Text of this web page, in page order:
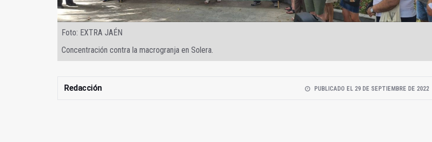
Foto: EXTRA JAÉN
Concentración contra la macrogranja en Solera.
Redacción PUBLICADO EL 29 DE SEPTIEMBRE DE 2022